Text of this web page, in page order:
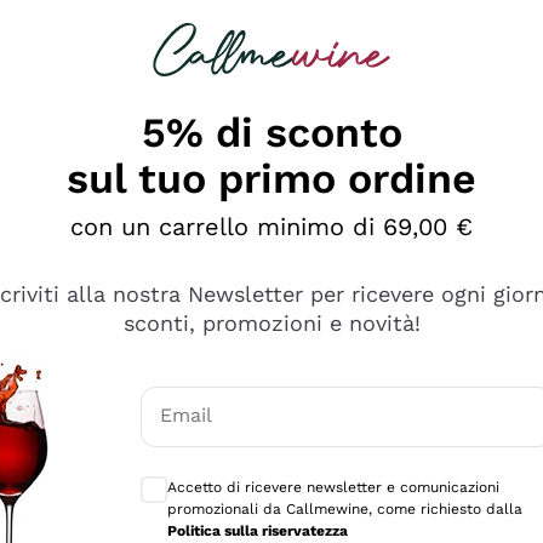
diversi e con un ampio range di prezzo. Le
5% di sconto
sul tuo primo ordine
con un carrello minimo di 69,00 €
alla nostra Newsletter per ricevere ogni
sconti, promozioni e novità!
Email
Accetto di ricevere newsletter e comunicazioni
promozionali da Callmewine, come richiesto dalla
Politica sulla riservatezza